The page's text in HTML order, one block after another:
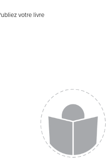
votre livre